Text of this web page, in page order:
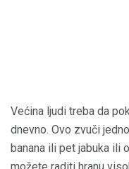
Većina ljudi treba da
dnevno. Ovo zvuči
banana ili pet jabuka ili
možete raditi hranu